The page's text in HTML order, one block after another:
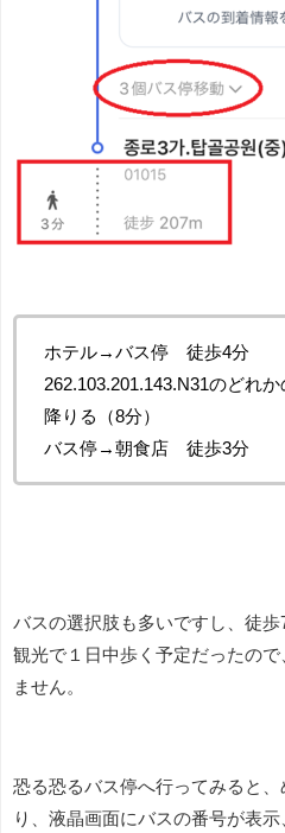
ホテル→バス停 徒歩4分
262.103.201.143.N31のどれ
降りる（8分）
バス停→朝食店 徒歩3分
バスの選択肢も多いですし、徒歩
観光で１日中歩く予定だったの
ません。
恐る恐るバス停へ行ってみると
り、液晶画面にバスの番号が表